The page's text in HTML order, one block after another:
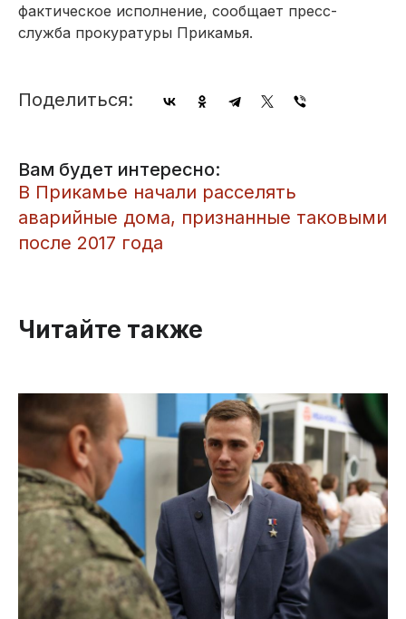
фактическое исполнение, сообщает пресс-
служба прокуратуры Прикамья.
Поделиться:
Вам будет интересно:
В Прикамье начали расселять
аварийные дома, признанные таковыми
после 2017 года
Читайте также